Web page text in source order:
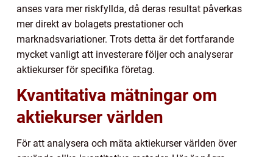
anses vara mer riskfyllda, då deras resultat påverkas
mer direkt av bolagets prestationer och
marknadsvariationer. Trots detta är det fortfarande
mycket vanligt att investerare följer och analyserar
aktiekurser för specifika företag.
Kvantitativa mätningar om
aktiekurser världen
För att analysera och mäta aktiekurser världen över